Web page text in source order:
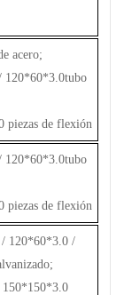
acero;
120*60*3.0tubo
piezas de flexión
120*60*3.0tubo
piezas de flexión
120*60*3.0 /